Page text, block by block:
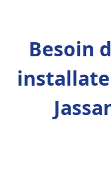
Besoin